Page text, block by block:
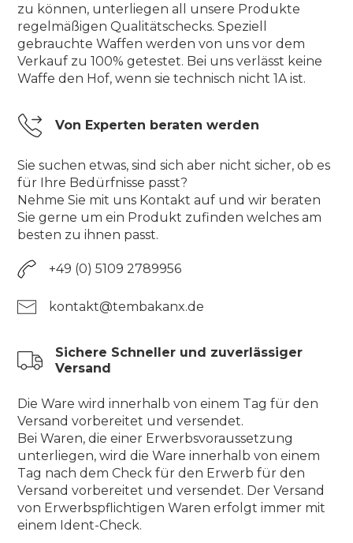
zu können, unterliegen all unsere Produkte
regelmäßigen Qualitätschecks. Speziell
gebrauchte Waffen werden von uns vor dem
Verkauf zu 100% getestet. Bei uns verlässt keine
Waffe den Hof, wenn sie technisch nicht 1A ist.
Von Experten beraten werden
Sie suchen etwas, sind sich aber nicht sicher, ob es
für Ihre Bedürfnisse passt?
Nehme Sie mit uns Kontakt auf und wir beraten
Sie gerne um ein Produkt zufinden welches am
besten zu ihnen passt.
+49 (0) 5109 2789956
kontakt@tembakanx.de
Sichere Schneller und zuverlässiger
Versand
Die Ware wird innerhalb von einem Tag für den
Versand vorbereitet und versendet.
Bei Waren, die einer Erwerbsvoraussetzung
unterliegen, wird die Ware innerhalb von einem
Tag nach dem Check für den Erwerb für den
Versand vorbereitet und versendet. Der Versand
von Erwerbspflichtigen Waren erfolgt immer mit
einem Ident-Check.